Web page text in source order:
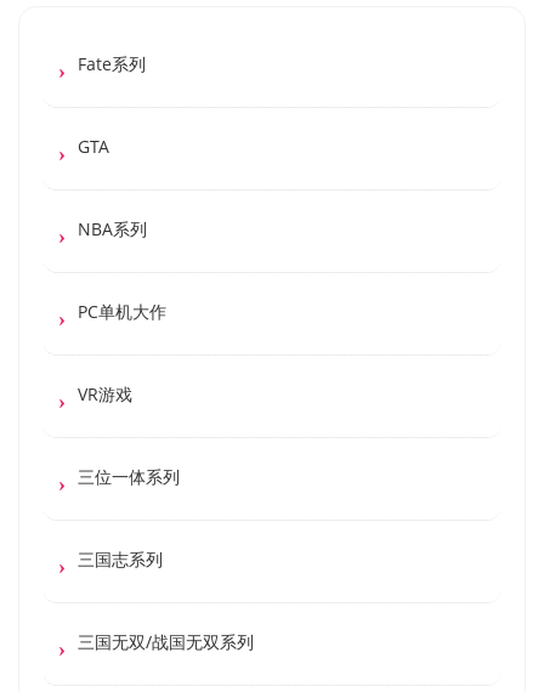
Fate系列
GTA
NBA系列
PC单机大作
VR游戏
三位一体系列
三国志系列
三国无双/战国无双系列